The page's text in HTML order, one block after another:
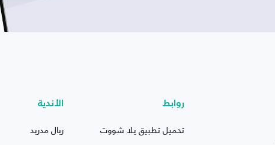
روابط
تحميل تطبيق يلا شووت
الأندية
ريال مدريد